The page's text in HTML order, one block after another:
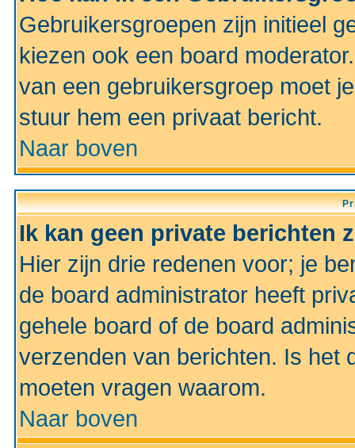
Gebruikersgroepen zijn initieel
kiezen ook een board
van een gebruikersgroep moet
stuur hem een privaat bericht.
Naar boven
Ik kan geen private berichten
Hier zijn drie redenen voor; je
de board administrator heeft
gehele board of de board
verzenden van berichten. Is het
moeten vragen waarom.
Naar boven